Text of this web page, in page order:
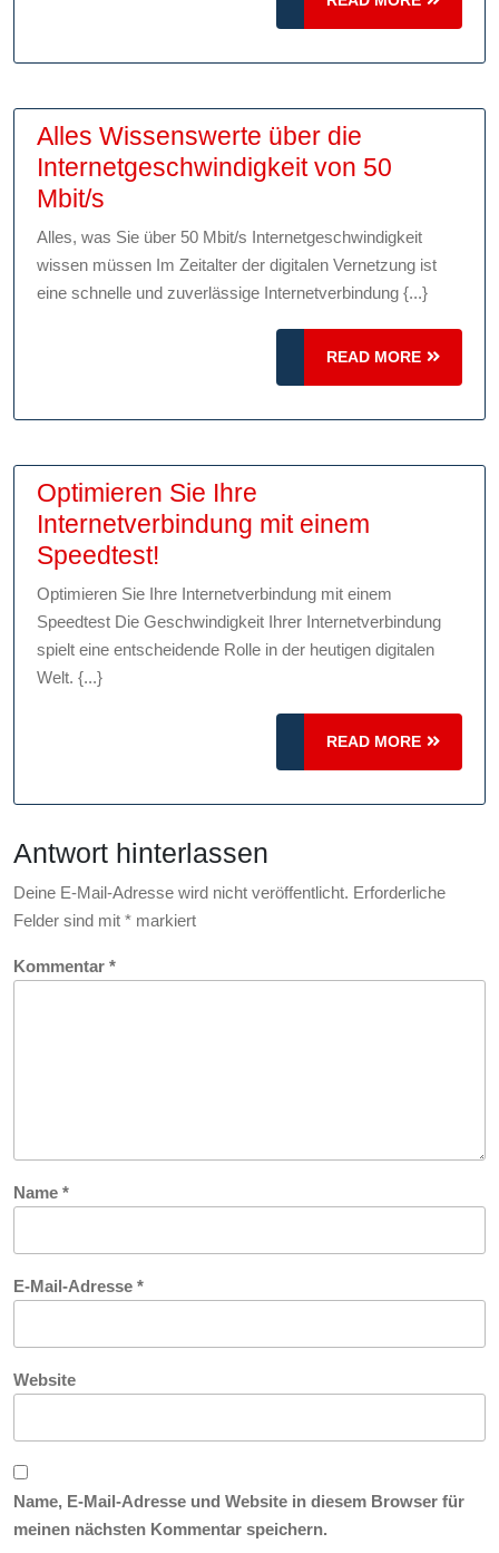
modernen
Welt
MORE
Alles Wissenswerte über die
Internetgeschwindigkeit von 50
Mbit/s
Wissenswerte
über
die
Internetgeschwindigkeit
Mbit/s
Alles, was Sie über 50 Mbit/s Internetgeschwindigkeit
wissen müssen Im Zeitalter der digitalen Vernetzung ist
eine schnelle und zuverlässige Internetverbindung {...}
READ MORE
READ
MORE
Optimieren Sie Ihre
Internetverbindung mit einem
Speedtest!
Sie
Ihre
Internetverbindung
Optimieren Sie Ihre Internetverbindung mit einem
Speedtest Die Geschwindigkeit Ihrer Internetverbindung
spielt eine entscheidende Rolle in der heutigen digitalen
Welt. {...}
READ MORE
READ
MORE
Antwort hinterlassen
Deine E-Mail-Adresse wird nicht veröffentlicht. Erforderliche
Felder sind mit * markiert
Kommentar *
Name *
E-Mail-Adresse *
Website
Name, E-Mail-Adresse und Website in diesem Browser für
meinen nächsten Kommentar speichern.